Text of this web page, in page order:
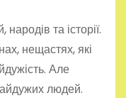
та історії.
нещастях, які
Але
людей.